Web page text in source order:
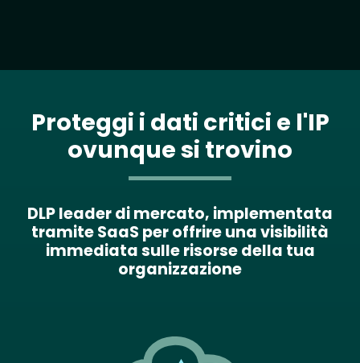
Proteggi i dati critici e l'IP
ovunque si trovino
DLP leader di mercato, implementata
tramite SaaS per offrire una visibilità
immediata sulle risorse della tua
organizzazione